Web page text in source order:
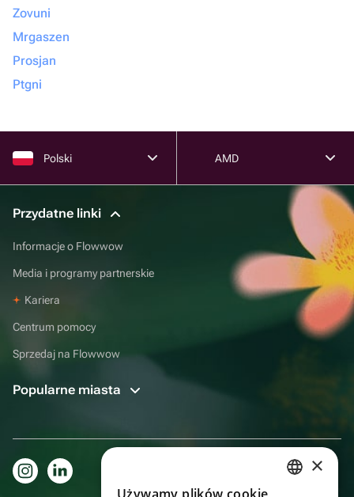
Zovuni
Mrgaszen
Prosjan
Ptgni
Polski AMD
Przydatne linki
Informacje o Flowwow
Media i programy partnerskie
Kariera
Centrum pomocy
Sprzedaj na Flowwow
Popularne miasta
×